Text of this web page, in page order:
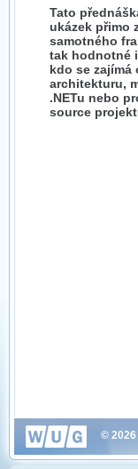
Tato
ukázek přimo
samotného
tak hodnotné
kdo se
architekturu,
.NETu nebo
source
© 2026